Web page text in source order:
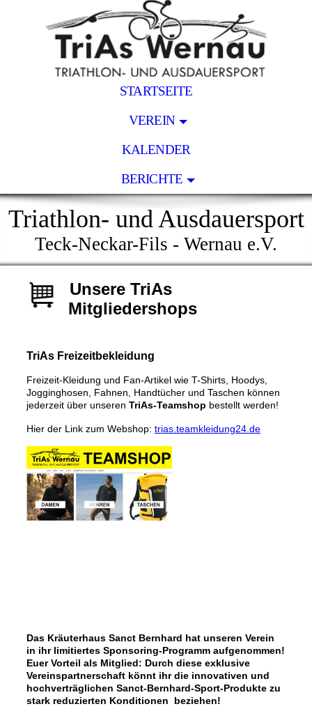
STARTSEITE
VEREIN
KALENDER
BERICHTE
Triathlon- und Ausdauersport
Teck-Neckar-Fils - Wernau e.V.
Unsere TriAs
Mitgliedershops
TriAs Freizeitbekleidung
Freizeit-Kleidung und Fan-Artikel wie T-Shirts, Hoodys,
Jogginghosen, Fahnen, Handtücher und Taschen können
jederzeit über unseren TriAs-Teamshop bestellt werden!
Hier der Link zum Webshop: trias.teamkleidung24.de
Das Kräuterhaus Sanct Bernhard hat unseren Verein
in ihr limitiertes Sponsoring-Programm aufgenommen!
Euer Vorteil als Mitglied: Durch diese exklusive
Vereinspartnerschaft könnt ihr die innovativen und
hochverträglichen Sanct-Bernhard-Sport-Produkte zu
stark reduzierten Konditionen beziehen!